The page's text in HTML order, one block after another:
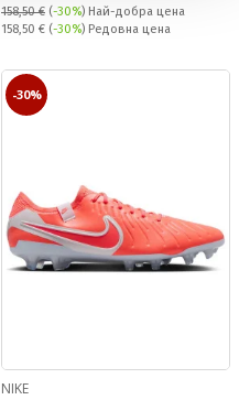
158,50 € (-30%) Най-добра цена
Редовна цена:
158,50 € (-30%) Редовна цена
-30%
NIKE